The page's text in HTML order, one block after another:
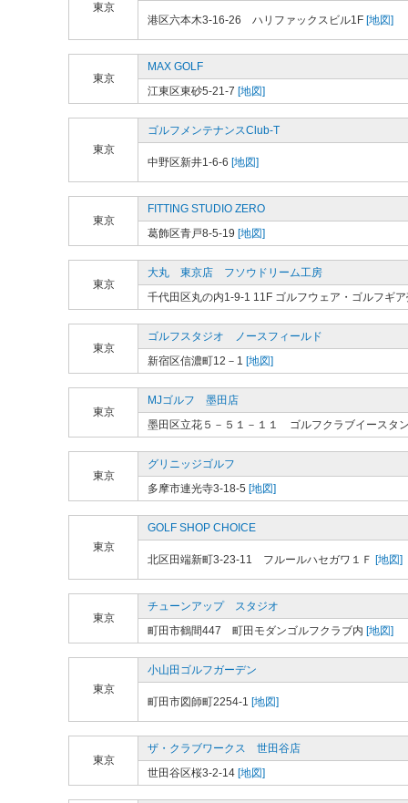
東京
港区六本木3-16-26 ハリファックスビル1F [地図]
東京
MAX GOLF
江東区東砂5-21-7 [地図]
東京
ゴルフメンテナンスClub-T
中野区新井1-6-6 [地図]
東京
FITTING STUDIO ZERO
葛飾区青戸8-5-19 [地図]
東京
大丸 東京店 フソウドリーム工房
千代田区丸の内1-9-1 11F ゴルフウェア・ゴルフギ
東京
ゴルフスタジオ ノースフィールド
新宿区信濃町12－1 [地図]
東京
MJゴルフ 墨田店
墨田区立花５－５１－１１ ゴルフクラブイースタ
東京
グリニッジゴルフ
多摩市連光寺3-18-5 [地図]
東京
GOLF SHOP CHOICE
北区田端新町3-23-11 フルールハセガワ１Ｆ [地図]
東京
チューンアップ スタジオ
町田市鶴間447 町田モダンゴルフクラブ内 [地図]
東京
小山田ゴルフガーデン
町田市図師町2254-1 [地図]
東京
ザ・クラブワークス 世田谷店
世田谷区桜3-2-14 [地図]